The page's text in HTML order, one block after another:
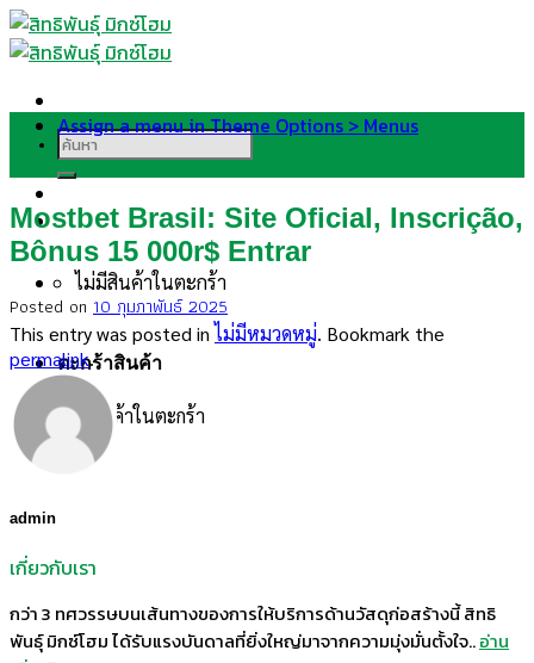
Skip
to
ค้นหา:
ไม่มีสินค้าในตะกร้า
ตะกร้าสินค้า
ไม่มีสินค้าในตะกร้า
Assign a menu in Theme Options > Menus
Mostbet Brasil: Site Oficial, Inscrição,
Bônus 15 000r$ Entrar
Posted on 10 กุมภาพันธ์ 2025
This entry was posted inไม่มีหมวดหมู่. Bookmark the
permalink.
admin
เกี่ยวกับเรา
กว่า 3 ทศวรรษบนเส้นทางของการให้บริการด้านวัสดุก่อสร้างนี้ สิทธิ
พันธุ์ มิกซ์โฮม ได้รับแรงบันดาลที่ยิ่งใหญ่มาจากความมุ่งมั่นตั้งใจ..อ่าน